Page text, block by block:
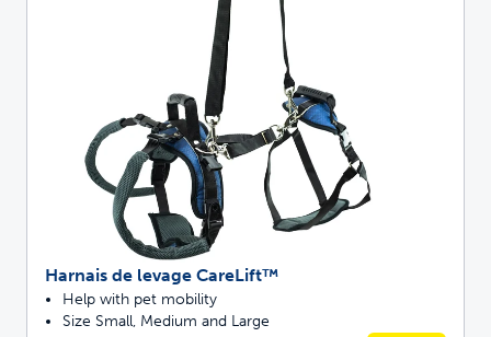
Harnais de levage CareLift™
Help with pet mobility
Size Small, Medium and Large